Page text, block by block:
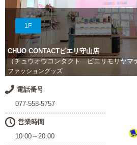
1F
CHUO CONTACTピエリ守山店
（チュウオウコンタクト ピエリモリヤマ
ファッショングッズ
電話番号
077-558-5757
営業時間
10:00～20:00